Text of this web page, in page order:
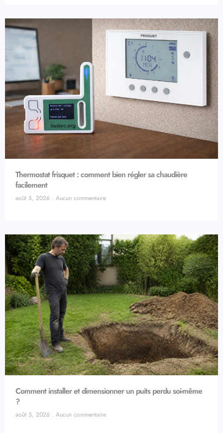
Thermostat frisquet : comment bien régler sa chaudière
facilement
août 5, 2026 Aucun commentaire
Comment installer et dimensionner un puits perdu soi-même
?
août 5, 2026 Aucun commentaire